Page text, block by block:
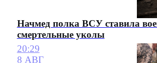
Начмед полка ВСУ ставила
смертельные уколы
20:29
8 АВГ